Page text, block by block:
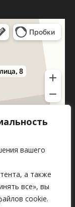
вашего
а также
все», вы
cookie.